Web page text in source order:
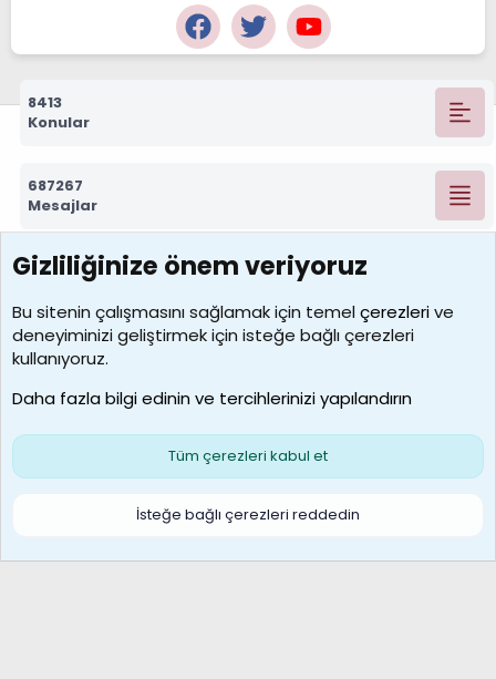
8413
Konular
687267
Mesajlar
7388
Kullanıcılar
borabekirogluu
Son üye
Çerezler
S
Gizliliğinize önem veriyoruz
Bu sitenin çalışmasını sağlamak için temelçerezlerive
deneyiminizi geliştirmek için isteğe bağlı çerezleri
kullanıyoruz.
Daha fazla bilgi edinin ve tercihlerinizi yapılandırın
Tüm çerezleri kabul et
İsteğe bağlı çerezleri reddedin